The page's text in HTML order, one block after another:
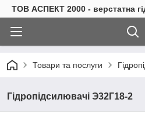
ТОВ АСПЕКТ 2000 - верстатна
Товари та послуги
Гідропідсилювачі Э32Г18-2